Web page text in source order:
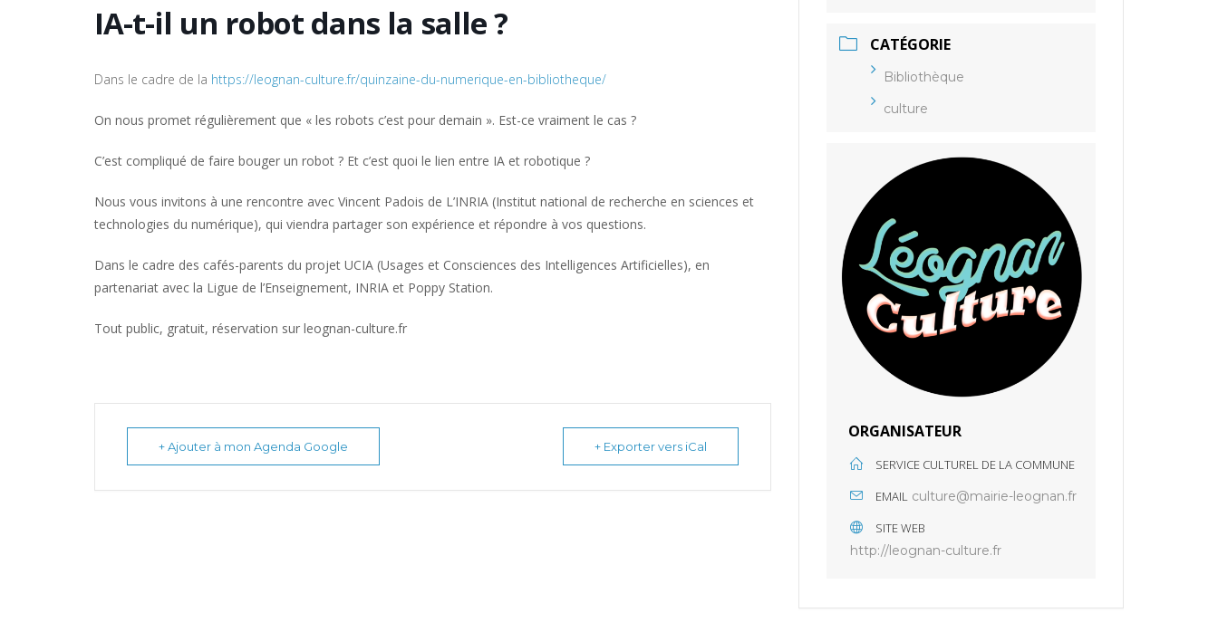
IA-t-il un robot dans la salle ?
Dans le cadre de la https://leognan-culture.fr/quinzaine-du-numerique-en-bibliotheque/
On nous promet régulièrement que « les robots c’est pour demain ». Est-ce vraiment le cas ?
C’est compliqué de faire bouger un robot ? Et c’est quoi le lien entre IA et robotique ?
Nous vous invitons à une rencontre avec Vincent Padois de L’INRIA (Institut national de recherche en sciences et
technologies du numérique), qui viendra partager son expérience et répondre à vos questions.
Dans le cadre des cafés-parents du projet UCIA (Usages et Consciences des Intelligences Artificielles), en
partenariat avec la Ligue de l’Enseignement, INRIA et Poppy Station.
Tout public, gratuit, réservation sur leognan-culture.fr
+ Ajouter à mon Agenda Google + Exporter vers iCal
CATÉGORIE
Bibliothèque
culture
ORGANISATEUR
SERVICE CULTUREL DE LA COMMUNE
EMAIL culture@mairie-leognan.fr
SITE WEB
http://leognan-culture.fr